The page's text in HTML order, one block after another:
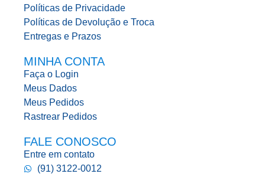
Políticas de Privacidade
Políticas de Devolução e Troca
Entregas e Prazos
MINHA CONTA
Faça o Login
Meus Dados
Meus Pedidos
Rastrear Pedidos
FALE CONOSCO
Entre em contato
(91) 3122-0012